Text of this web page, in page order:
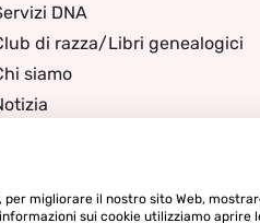
DNA
di razza/Libri genealogici
siamo
migliorare il nostro sito Web,
sui cookie utilizziamo aprire